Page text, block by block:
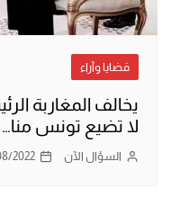
قضايا وآراء
يخالف المغاربة
لا تضيع تونس منا…
السؤال الآن 2022